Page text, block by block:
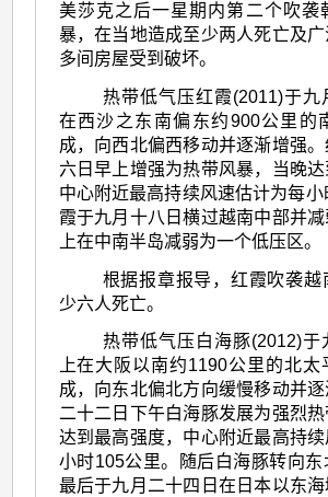
美莎克之后一星期内第二个吹袭
暴，在当地造成至少两人死亡及广
多间房屋受到破坏。
热带低气压红霞(2011)于九
在西沙之东南偏东约900公里的
成，向西北偏西移动并逐渐增强
六日早上增强为热带风暴，当晚达
中心附近最高持续风速估计为每小
霞于九月十八日横过越南中部并
上在中南半岛减弱为一个低压区。
根据报章报导，红霞吹袭越
少六人死亡。
热带低气压白海豚(2012)于
上在大阪以南约1190公里的北太
成，向东北偏北方向缓慢移动并逐
二十二日下午白海豚发展为强烈
达到最高强度，中心附近最高持
小时105公里。随后白海豚转向东
最后于九月二十四日在日本以东